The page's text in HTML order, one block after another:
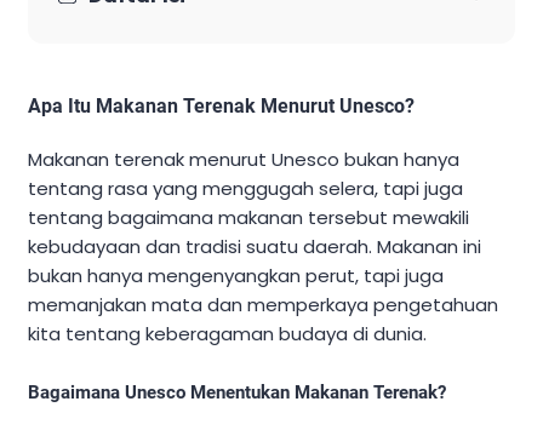
Apa Itu Makanan Terenak Menurut Unesco?
Makanan terenak menurut Unesco bukan hanya
tentang rasa yang menggugah selera, tapi juga
tentang bagaimana makanan tersebut mewakili
kebudayaan dan tradisi suatu daerah. Makanan ini
bukan hanya mengenyangkan perut, tapi juga
memanjakan mata dan memperkaya pengetahuan
kita tentang keberagaman budaya di dunia.
Bagaimana Unesco Menentukan Makanan Terenak?